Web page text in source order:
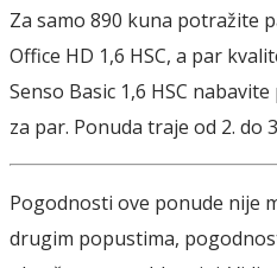
Za samo 890 kuna potražite
Office HD 1,6 HSC, a par
Senso Basic 1,6 HSC
za par. Ponuda traje od 2. do
Pogodnosti ove ponude nije
drugim popustima,